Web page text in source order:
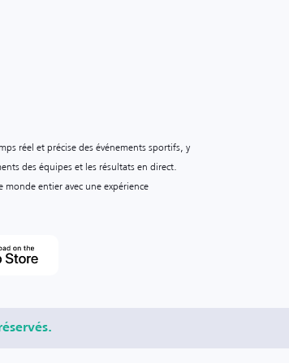
réel et précise des événements sportifs, y
des équipes et les résultats en direct.
entier avec une expérience